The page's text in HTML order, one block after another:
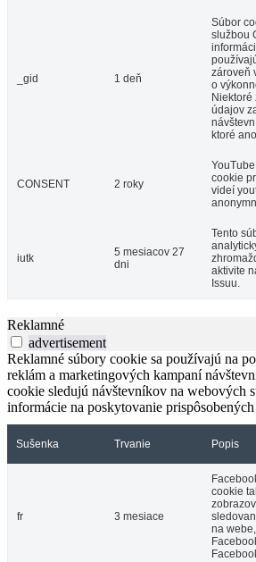
_gid 1 deň
Súbor
službou
zároveň
o
Niektoré
údajov
ktoré
CONSENT 2 roky
cookie
videí
iutk
5 mesiacov 27
dni
Tento
aktivite
Issuu.
Reklamné
advertisement
Reklamné súbory cookie sa používajú na
reklám a marketingových kampaní
cookie sledujú návštevníkov na webových
informácie na poskytovanie
Sušenka Trvanie Popis
fr 3 mesiace
cookie
na